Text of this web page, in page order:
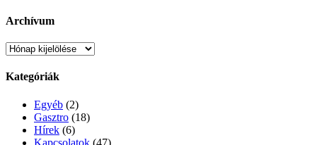
Archívum
Archívum
Kategóriák
Egyéb (2)
Gasztro (18)
Hírek (6)
Kapcsolatok (47)